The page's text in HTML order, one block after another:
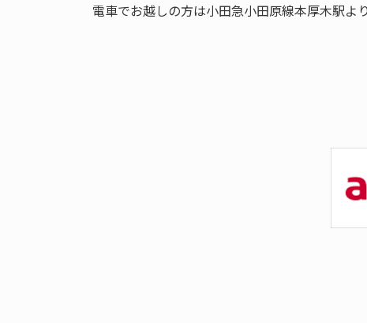
電車でお越しの方は小田急小田原線本厚木駅よ